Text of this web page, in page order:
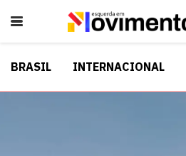
BRASIL INTERNACIONAL